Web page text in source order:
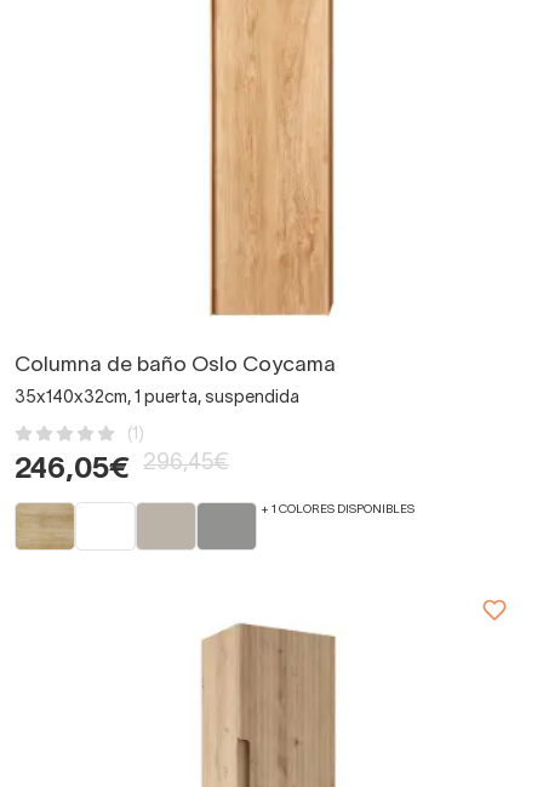
Columna de baño Oslo Coycama
35x140x32cm, 1 puerta, suspendida
(1)
246,05€ 296,45€
+ 1 COLORES DISPONIBLES